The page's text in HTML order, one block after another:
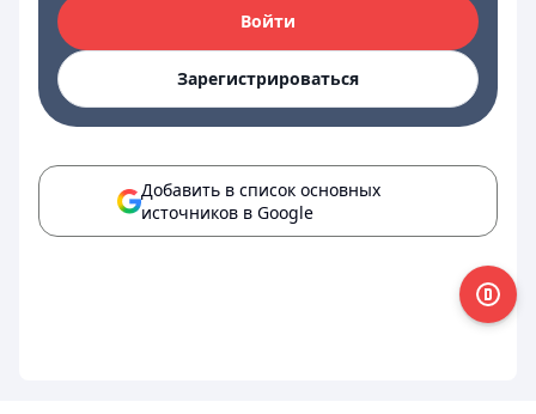
Войти
Зарегистрироваться
Добавить в список основных
источников в Google